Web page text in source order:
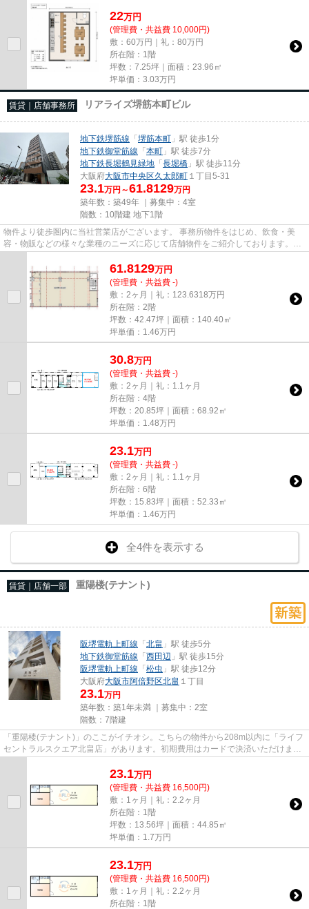
22万円
(管理費・共益費 10,000円)
敷：60万円｜礼：80万円
所在階：1階
坪数：7.25坪｜面積：23.96㎡
坪単価： 3.03万円
賃貸｜店舗事務所 リアライズ堺筋本町ビル
地下鉄堺筋線 「堺筋本町 」駅 徒歩1分
地下鉄御堂筋線 「本町 」駅 徒歩7分
地下鉄長堀鶴見緑地 「長堀橋 」駅 徒歩11分
大阪府大阪市中央区久太郎町 １丁目5-31
23.1万円～61.8129万円
築年数：築49年 ｜募集中： 4室
階数：10階建 地下1階
物件より徒歩圏内に当社営業店がございます。 事務所物件をはじめ、飲食・美
容・物販などの様々な業種のニーズに応じて店舗物件をご紹介しております。
尚、弊社ではおとり広告は一切...
61.8129万円
(管理費・共益費 -)
敷：2ヶ月｜礼：123.6318万円
所在階：2階
坪数：42.47坪｜面積：140.40㎡
坪単価： 1.46万円
30.8万円
(管理費・共益費 -)
敷：2ヶ月｜礼：1.1ヶ月
所在階：4階
坪数：20.85坪｜面積：68.92㎡
坪単価： 1.48万円
23.1万円
(管理費・共益費 -)
敷：2ヶ月｜礼：1.1ヶ月
所在階：6階
坪数：15.83坪｜面積：52.33㎡
坪単価： 1.46万円
全4件を表示する
賃貸｜店舗一部 重陽楼(テナント)
阪堺電軌上町線 「北畠 」駅 徒歩5分
地下鉄御堂筋線 「西田辺 」駅 徒歩15分
阪堺電軌上町線 「松虫 」駅 徒歩12分
大阪府大阪市阿倍野区北畠 １丁目
23.1万円
築年数：築1年未満 ｜募集中： 2室
階数：7階建
「重陽楼(テナント)」のここがイチオシ。こちらの物件から208m以内に「ライフ
セントラルスクエア北畠店」があります。初期費用はカードで決済いただけま
す。令和7年築の物件となってお...
23.1万円
(管理費・共益費 16,500円)
敷：1ヶ月｜礼：2.2ヶ月
所在階：1階
坪数：13.56坪｜面積：44.85㎡
坪単価： 1.7万円
23.1万円
(管理費・共益費 16,500円)
敷：1ヶ月｜礼：2.2ヶ月
所在階：1階